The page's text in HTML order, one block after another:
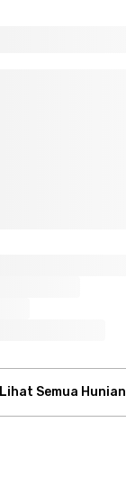
Lihat Semua Hunian